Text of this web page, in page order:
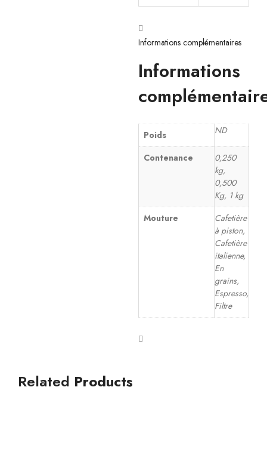
Informations complémentaires
Informations
Poids ND
Contenance
0,250
kg,
0,500
Kg, 1 kg
Mouture
Cafetière
à piston,
Cafetière
italienne,
En
grains,
Espresso,
Filtre
Related Products